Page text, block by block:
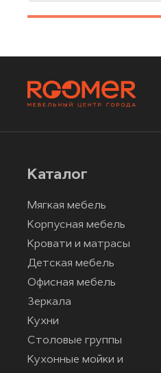
Каталог
Мягкая мебель
Корпусная мебель
Кровати и матрасы
Детская мебель
Офисная мебель
Зеркала
Кухни
Столовые группы
Кухонные мойки и